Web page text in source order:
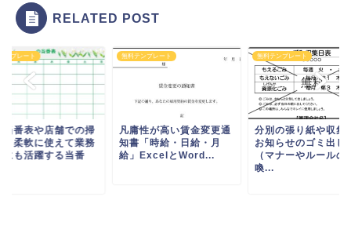
RELATED POST
ンプレート
当番表や店舗での掃
と柔軟に使えて業務
にも活躍する当番
無料テンプレート
凡庸性が高い賃金変更通
知書「時給・日給・月
給」ExcelとWord...
無料テンプレート
分別の張り紙や収集
お知らせのゴミ出し
（マナーやルールの
喚...